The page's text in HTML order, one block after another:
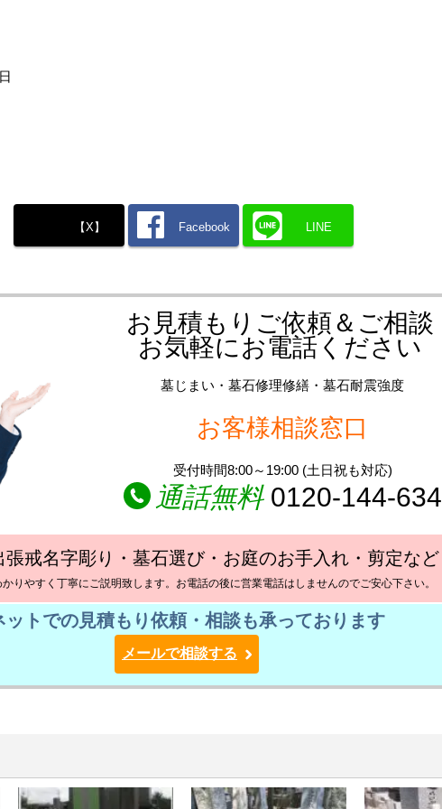
【X】 Facebook LINE
お見積もりご依頼＆ご相談
お気軽にお電話ください
墓じまい・墓石修理修繕・墓石耐震強度
お客様相談窓口
受付時間8:00～19:00 (土日祝も対応)
通話無料 0120-144-634
張戒名字彫り・墓石選び・お庭のお手入れ・剪定など
りやすく丁寧にご説明致します。お電話の後に営業電話はしませんのでご安心下さい。
ットでの見積もり依頼・相談も承っております
メールで相談する